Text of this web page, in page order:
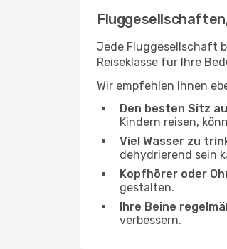
Jede Fluggesellschaft
Reiseklasse für Ihre
Wir empfehlen Ihnen
Den besten Sitz
Kindern reisen,
Viel Wasser zu
dehydrierend sein
Kopfhörer oder
gestalten.
Ihre Beine
verbessern.